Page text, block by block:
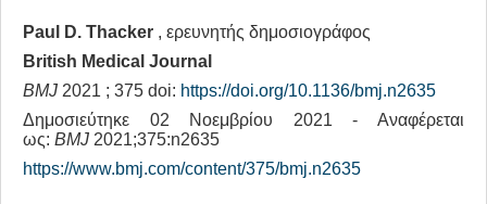
ΣΥΓΧΡΟΝΗ ΣΚΕΨΗ
ΑΡΘΡΑ ΤΡΙΤΩΝ
ΝΑΡΚΩΤΙΚΑ
ΠΟΛΙΤΙΚΗ - ΟΜΙΛΙΕΣ
ΒΙΒΛΙΑ
Paul D. Thacker , ερευνητής δημοσιογράφος
British Medical Journal
BMJ 2021 ; 375 doi: https://doi.org/10.1136/bmj.n2635
Δημοσιεύτηκε 02 Νοεμβρίου 2021 - Αναφέρεται
ως: BMJ 2021;375:n2635
https://www.bmj.com/content/375/bmj.n2635